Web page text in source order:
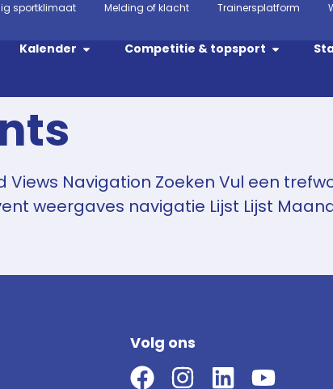
sportklimaat Melding of klacht Trainersplatform
Kalender Competitie & topsport
Views Navigation Zoeken Vul een
weergaves navigatie Lijst Lijst
Volg ons